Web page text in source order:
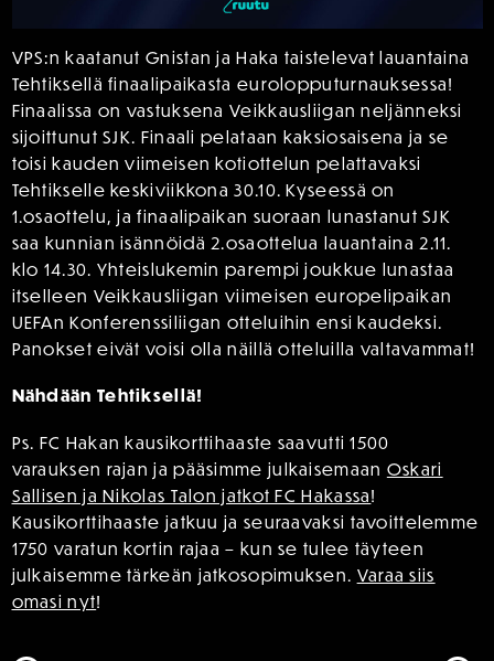
VPS:n kaatanut Gnistan ja Haka taistelevat lauantaina
Tehtiksellä finaalipaikasta eurolopputurnauksessa!
Finaalissa on vastuksena Veikkausliigan neljänneksi
sijoittunut SJK. Finaali pelataan kaksiosaisena ja se
toisi kauden viimeisen kotiottelun pelattavaksi
Tehtikselle keskiviikkona 30.10. Kyseessä on
1.osaottelu, ja finaalipaikan suoraan lunastanut SJK
saa kunnian isännöidä 2.osaottelua lauantaina 2.11.
klo 14.30. Yhteislukemin parempi joukkue lunastaa
itselleen Veikkausliigan viimeisen europelipaikan
UEFAn Konferenssiliigan otteluihin ensi kaudeksi.
Panokset eivät voisi olla näillä otteluilla valtavammat!
Nähdään Tehtiksellä!
Ps. FC Hakan kausikorttihaaste saavutti 1500
varauksen rajan ja pääsimme julkaisemaan Oskari
Sallisen ja Nikolas Talon jatkot FC Hakassa!
Kausikorttihaaste jatkuu ja seuraavaksi tavoittelemme
1750 varatun kortin rajaa – kun se tulee täyteen
julkaisemme tärkeän jatkosopimuksen. Varaa siis
omasi nyt!